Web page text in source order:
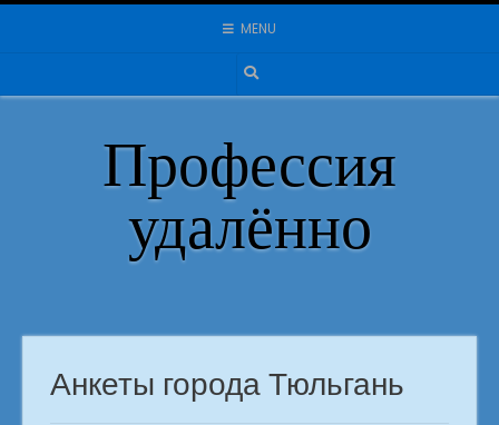
Skip
MENU
Профессия
удалённо
Анкеты города Тюльгань